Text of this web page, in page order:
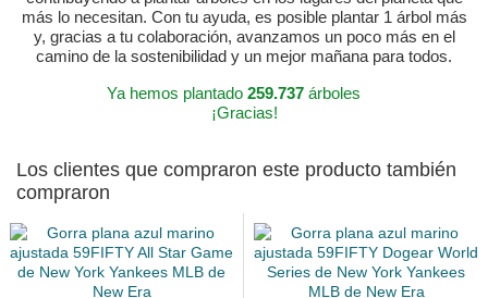
más lo necesitan. Con tu ayuda, es posible plantar 1 árbol más
y, gracias a tu colaboración, avanzamos un poco más en el
camino de la sostenibilidad y un mejor mañana para todos.
Ya hemos plantado 259.737 árboles
¡Gracias!
Los clientes que compraron este producto también
compraron